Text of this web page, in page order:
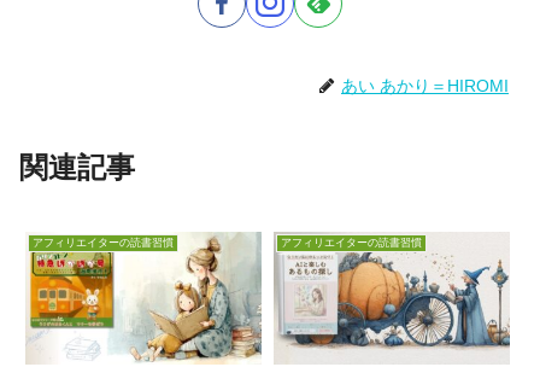
あい あかり＝HIROMI
関連記事
アフィリエイターの読書習慣 アフィリエイターの読書習慣